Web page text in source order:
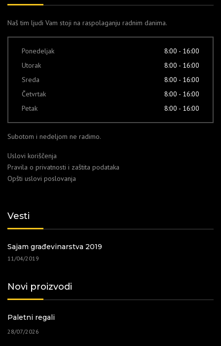
Naš tim ljudi Vam stoji na raspolaganju radnim danima.
Ponedeljak
8:00 - 16:00
Utorak
8:00 - 16:00
Sreda
8:00 - 16:00
Četvrtak
8:00 - 16:00
Petak
8:00 - 16:00
Subotom i nedeljom ne radimo.
Uslovi koriščenja
Pravila o privatnosti i zaštita podataka
Opšti uslovi poslovanja
Vesti
Sajam građevinarstva 2019
11/04/2019
Novi proizvodi
Paletni regali
28/07/2026